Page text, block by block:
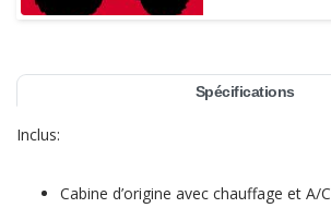
Spécifications
Inclus:
Cabine d’origine avec chauffage et A/C